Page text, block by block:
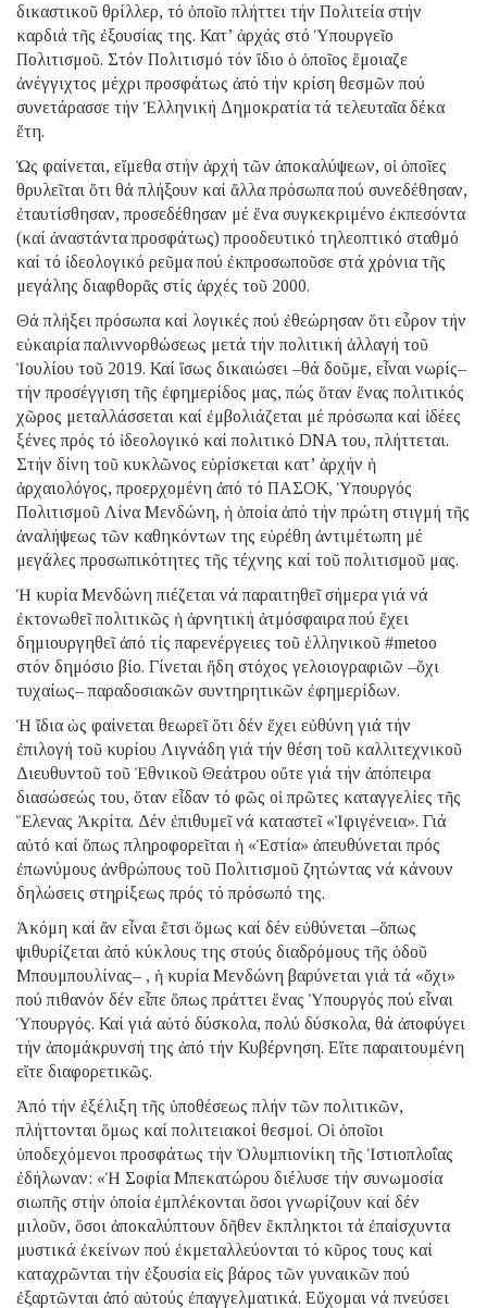
δικαστικοῦ θρίλλερ, τό ὁποῖο πλήττει τήν Πολιτεία στήν
καρδιά τῆς ἐξουσίας της. Κατ’ ἀρχάς στό Ὑπουργεῖο
Πολιτισμοῦ. Στόν Πολιτισμό τόν ἴδιο ὁ ὁποῖος ἔμοιαζε
ἀνέγγιχτος μέχρι προσφάτως ἀπό τήν κρίση θεσμῶν πού
συνετάρασσε τήν Ἑλληνική Δημοκρατία τά τελευταῖα δέκα
ἔτη.
Ὡς φαίνεται, εἴμεθα στήν ἀρχή τῶν ἀποκαλύψεων, οἱ ὁποῖες
θρυλεῖται ὅτι θά πλήξουν καί ἄλλα πρόσωπα πού συνεδέθησαν,
ἐταυτίσθησαν, προσεδέθησαν μέ ἕνα συγκεκριμένο ἐκπεσόντα
(καί ἀναστάντα προσφάτως) προοδευτικό τηλεοπτικό σταθμό
καί τό ἰδεολογικό ρεῦμα πού ἐκπροσωποῦσε στά χρόνια τῆς
μεγάλης διαφθορᾶς στίς ἀρχές τοῦ 2000.
Θά πλήξει πρόσωπα καί λογικές πού ἐθεώρησαν ὅτι εὗρον τήν
εὐκαιρία παλιννορθώσεως μετά τήν πολιτική ἀλλαγή τοῦ
Ἰουλίου τοῦ 2019. Καί ἴσως δικαιώσει –θά δοῦμε, εἶναι νωρίς–
τήν προσέγγιση τῆς ἐφημερίδος μας, πώς ὅταν ἕνας πολιτικός
χῶρος μεταλλάσσεται καί ἐμβολιάζεται μέ πρόσωπα καί ἰδέες
ξένες πρός τό ἰδεολογικό καί πολιτικό DNA του, πλήττεται.
Στήν δίνη τοῦ κυκλῶνος εὑρίσκεται κατ’ ἀρχήν ἡ
ἀρχαιολόγος, προερχομένη ἀπό τό ΠΑΣΟΚ, Ὑπουργός
Πολιτισμοῦ Λίνα Μενδώνη, ἡ ὁποία ἀπό τήν πρώτη στιγμή τῆς
ἀναλήψεως τῶν καθηκόντων της εὑρέθη ἀντιμέτωπη μέ
μεγάλες προσωπικότητες τῆς τέχνης καί τοῦ πολιτισμοῦ μας.
Ἡ κυρία Μενδώνη πιέζεται νά παραιτηθεῖ σήμερα γιά νά
ἐκτονωθεῖ πολιτικῶς ἡ ἀρνητική ἀτμόσφαιρα πού ἔχει
δημιουργηθεῖ ἀπό τίς παρενέργειες τοῦ ἑλληνικοῦ #metoo
στόν δημόσιο βίο. Γίνεται ἤδη στόχος γελοιογραφιῶν –ὄχι
τυχαίως– παραδοσιακῶν συντηρητικῶν ἐφημερίδων.
Ἡ ἴδια ὡς φαίνεται θεωρεῖ ὅτι δέν ἔχει εὐθύνη γιά τήν
ἐπιλογή τοῦ κυρίου Λιγνάδη γιά τήν θέση τοῦ καλλιτεχνικοῦ
Διευθυντοῦ τοῦ Ἐθνικοῦ Θεάτρου οὔτε γιά τήν ἀπόπειρα
διασώσεώς του, ὅταν εἶδαν τό φῶς οἱ πρῶτες καταγγελίες τῆς
Ἕλενας Ἀκρίτα. Δέν ἐπιθυμεῖ νά καταστεῖ «Ἰφιγένεια». Γιά
αὐτό καί ὅπως πληροφορεῖται ἡ «Ἑστία» ἀπευθύνεται πρός
ἐπωνύμους ἀνθρώπους τοῦ Πολιτισμοῦ ζητώντας νά κάνουν
δηλώσεις στηρίξεως πρός τό πρόσωπό της.
Ἀκόμη καί ἄν εἶναι ἔτσι ὅμως καί δέν εὐθύνεται –ὅπως
ψιθυρίζεται ἀπό κύκλους της στούς διαδρόμους τῆς ὁδοῦ
Μπουμπουλίνας– , ἡ κυρία Μενδώνη βαρύνεται γιά τά «ὄχι»
πού πιθανόν δέν εἶπε ὅπως πράττει ἕνας Ὑπουργός πού εἶναι
Ὑπουργός. Καί γιά αὐτό δύσκολα, πολύ δύσκολα, θά ἀποφύγει
τήν ἀπομάκρυνσή της ἀπό τήν Κυβέρνηση. Εἴτε παραιτουμένη
εἴτε διαφορετικῶς.
Ἀπό τήν ἐξέλιξη τῆς ὑποθέσεως πλήν τῶν πολιτικῶν,
πλήττονται ὅμως καί πολιτειακοί θεσμοί. Οἱ ὁποῖοι
ὑποδεχόμενοι προσφάτως τήν Ὀλυμπιονίκη τῆς Ἱστιοπλοΐας
ἐδήλωναν: «Ἡ Σοφία Μπεκατώρου διέλυσε τήν συνωμοσία
σιωπῆς στήν ὁποία ἐμπλέκονται ὅσοι γνωρίζουν καί δέν
μιλοῦν, ὅσοι ἀποκαλύπτουν δῆθεν ἔκπληκτοι τά ἐπαίσχυντα
μυστικά ἐκείνων πού ἐκμεταλλεύονται τό κῦρος τους καί
καταχρῶνται τήν ἐξουσία εἰς βάρος τῶν γυναικῶν πού
ἐξαρτῶνται ἀπό αὐτούς ἐπαγγελματικά. Εὔχομαι νά πνεύσει